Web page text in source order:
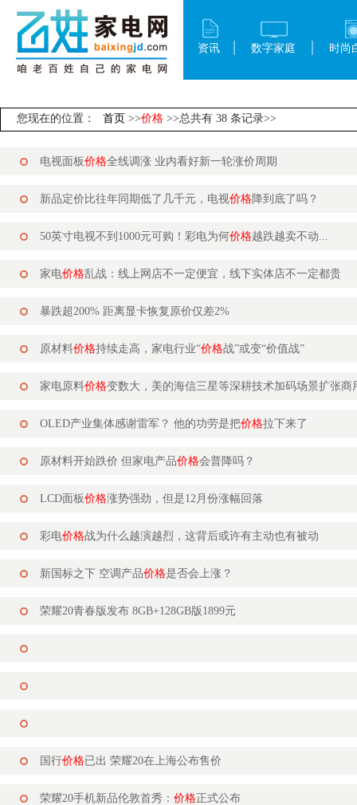
资讯 数字家庭 时尚
您现在的位置： 首页 >>价格 >>总共有 38 条记录>>
电视面板价格全线调涨 业内看好新一轮涨价周期
新品定价比往年同期低了几千元，电视价格降到底了吗？
50英寸电视不到1000元可购！彩电为何价格越跌越卖不动...
家电价格乱战：线上网店不一定便宜，线下实体店不一定都贵
暴跌超200% 距离显卡恢复原价仅差2%
原材料价格持续走高，家电行业“价格战”或变“价值战”
家电原料价格变数大，美的海信三星等深耕技术加码场景扩张商
OLED产业集体感谢雷军？ 他的功劳是把价格拉下来了
原材料开始跌价 但家电产品价格会普降吗？
LCD面板价格涨势强劲，但是12月份涨幅回落
彩电价格战为什么越演越烈，这背后或许有主动也有被动
新国标之下 空调产品价格是否会上涨？
荣耀20青春版发布 8GB+128GB版1899元
国行价格已出 荣耀20在上海公布售价
荣耀20手机新品伦敦首秀： 价格正式公布